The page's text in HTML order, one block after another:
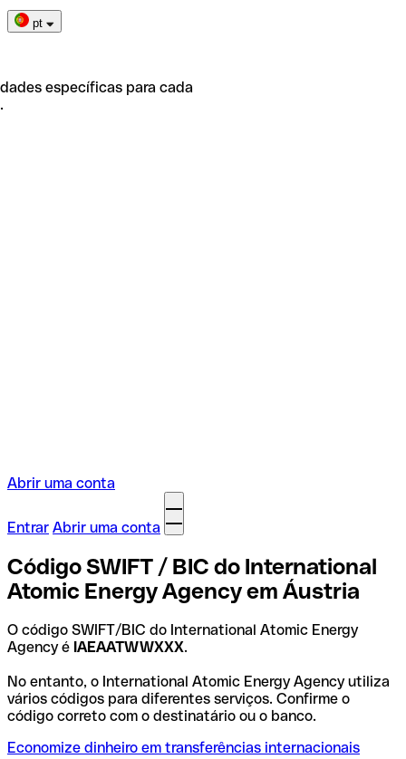
pt
específicas para cada
Abrir uma conta
Entrar Abrir uma conta
Código SWIFT / BIC do International
Atomic Energy Agency em Áustria
O código SWIFT/BIC do International Atomic Energy
Agency é IAEAATWWXXX.
No entanto, o International Atomic Energy Agency utiliza
vários códigos para diferentes serviços. Confirme o
código correto com o destinatário ou o banco.
Economize dinheiro em transferências internacionais